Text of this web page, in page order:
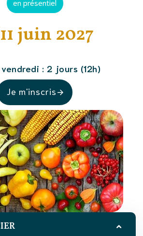
en présentiel
juin 2027
: 2 jours (12h)
Je m'inscris